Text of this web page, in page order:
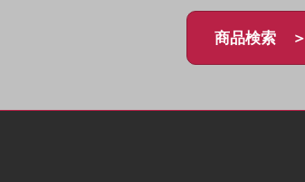
商品検索 ＞